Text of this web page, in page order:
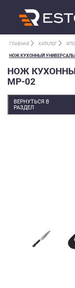
ГЛАВНАЯ КАТАЛОГ
НОЖ КУХОННЫЙ
НОЖ
MP-02
ВЕРНУТЬСЯ В
РАЗДЕЛ